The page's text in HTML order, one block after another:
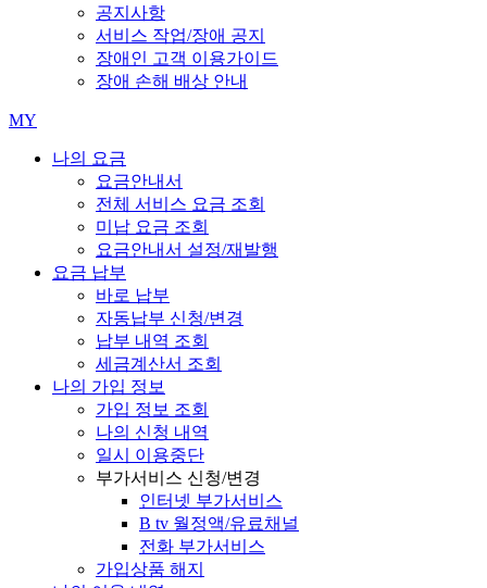
공지사항
서비스 작업/장애 공지
장애인 고객 이용가이드
장애 손해 배상 안내
MY
나의 요금
요금안내서
전체 서비스 요금 조회
미납 요금 조회
요금안내서 설정/재발행
요금 납부
바로 납부
자동납부 신청/변경
납부 내역 조회
세금계산서 조회
나의 가입 정보
가입 정보 조회
나의 신청 내역
일시 이용중단
부가서비스 신청/변경
인터넷 부가서비스
B tv 월정액/유료채널
전화 부가서비스
가입상품 해지